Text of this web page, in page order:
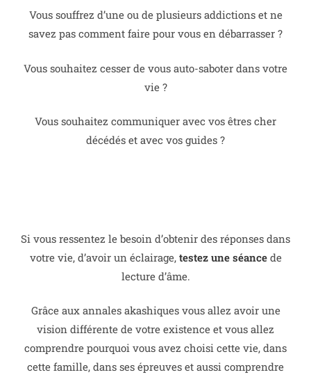
Vous souffrez d’une ou de plusieurs addictions et ne
savez pas comment faire pour vous en débarrasser ?
Vous souhaitez cesser de vous auto-saboter dans votre
vie ?
Vous souhaitez communiquer avec vos êtres cher
décédés et avec vos guides ?
Si vous ressentez le besoin d’obtenir des réponses dans
votre vie, d’avoir un éclairage, testez une séancede
lecture d’âme.
Grâce aux annales akashiques vous allez avoir une
vision différente de votre existence et vous allez
comprendre pourquoi vous avez choisi cette vie, dans
cette famille, dans ses épreuves et aussi comprendre